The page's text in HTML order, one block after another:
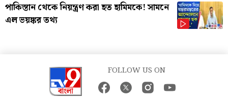
পাকিস্তান থেকে নিয়ন্ত্রণ করা হত হামিমকে! সামনে
এল ভয়ঙ্কর তথ্য
FOLLOW US ON